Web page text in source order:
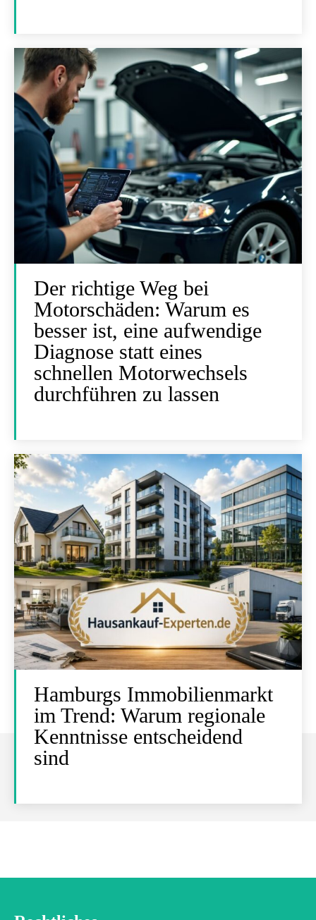
Der richtige Weg bei
Motorschäden: Warum es
besser ist, eine aufwendige
Diagnose statt eines
schnellen Motorwechsels
durchführen zu lassen
Hamburgs Immobilienmarkt
im Trend: Warum regionale
Kenntnisse entscheidend
sind